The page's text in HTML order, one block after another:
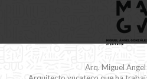
Arq. Miguel